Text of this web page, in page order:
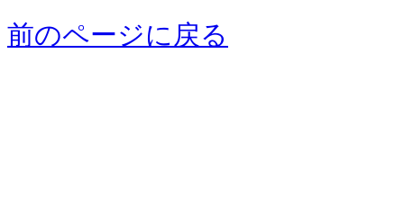
前のページに戻る